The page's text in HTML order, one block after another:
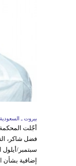
بيروت ـ
أجّلت المحكمة
سبتمبر/
إضافية بشأن